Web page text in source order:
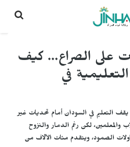
على الصراع... كيف
في
التعليم في السودان أمام تحديات غير
لكن رغم الدمار والنزوح
الصمود، ويتقدم مئات الآلاف من